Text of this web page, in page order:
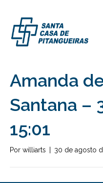
Amanda
Santana
15:01
Por williarts 30 de agosto